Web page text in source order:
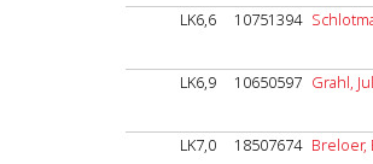
LK6,6
10751394
LK6,9
10650597 Grahl,
LK7,0
18507674 Breloer,